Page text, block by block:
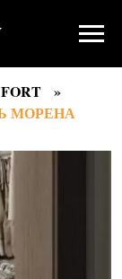
МОРЕНА